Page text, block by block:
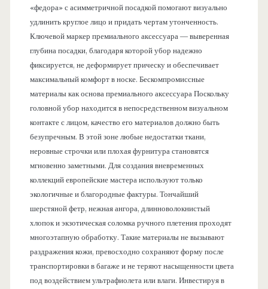
«федора» с асимметричной посадкой помогают визуально
удлинить круглое лицо и придать чертам утонченность.
Ключевой маркер премиального аксессуара — выверенная
глубина посадки, благодаря которой убор надежно
фиксируется, не деформирует прическу и обеспечивает
максимальный комфорт в носке. Бескомпромиссные
материалы как основа премиального аксессуара Поскольку
головной убор находится в непосредственном визуальном
контакте с лицом, качество его материалов должно быть
безупречным. В этой зоне любые недостатки ткани,
неровные строчки или плохая фурнитура становятся
мгновенно заметными. Для создания вневременных
коллекций европейские мастера используют только
экологичные и благородные фактуры. Тончайший
шерстяной фетр, нежная ангора, длинноволокнистый
хлопок и экзотическая соломка ручного плетения проходят
многоэтапную обработку. Такие материалы не вызывают
раздражения кожи, превосходно сохраняют форму после
транспортировки в багаже и не теряют насыщенности цвета
под воздействием ультрафиолета или влаги. Инвестируя в